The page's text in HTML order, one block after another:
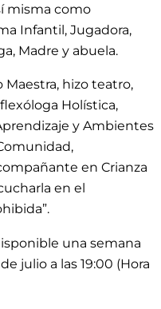
misma como
Infantil, Jugadora,
Madre y abuela.
Maestra, hizo teatro,
Holística,
y Ambientes
en Crianza
en el
una semana
julio a las 19:00 (Hora